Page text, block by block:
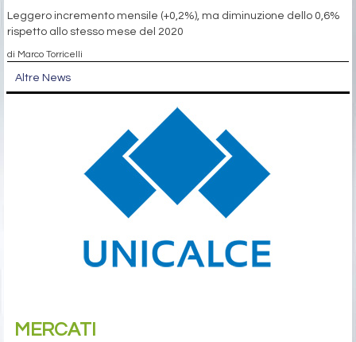
Leggero incremento mensile (+0,2%), ma diminuzione dello 0,6%
rispetto allo stesso mese del 2020
di Marco Torricelli
Altre News
MERCATI